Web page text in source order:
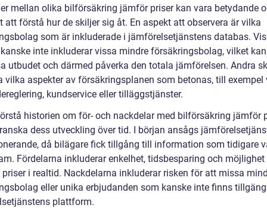
mellan olika bilförsäkring jämför priser kan vara betydande
att förstå hur de skiljer sig åt. En aspekt att observera är vilka
som är inkluderade i jämförelsetjänstens databas.
inte inkluderar vissa mindre försäkringsbolag, vilket kan
utbudet och därmed påverka den totala jämförelsen. Andra
vilka aspekter av försäkringsplanen som betonas, till exempel
kundservice eller tilläggstjänster.
historien om för- och nackdelar med bilförsäkring jämför
dess utveckling över tid. I början ansågs
då bilägare fick tillgång till information som tidigare
Fördelarna inkluderar enkelhet, tidsbesparing och
i realtid. Nackdelarna inkluderar risken för att missa
eller unika erbjudanden som kanske inte finns
plattform.